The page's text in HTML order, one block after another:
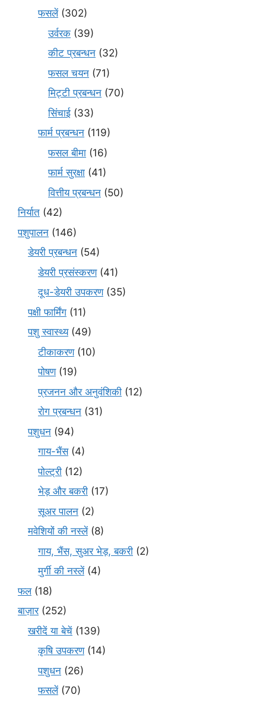
फसलें(302)
उर्वरक (39)
कीट प्रबन्धन (32)
फसल चयन (71)
मि‌ट्टी प्रबन्धन (70)
सिंचाई (33)
फार्म प्रबन्धन (119)
फसल बीमा (16)
फार्म सुरक्षा (41)
वित्तीय प्रबन्धन (50)
निर्यात (42)
पशुपालन (146)
डेयरी प्रबन्धन (54)
डेयरी प्रसंस्करण(41)
दूध-डेयरी उपकरण(35)
पक्षी फार्मिंग (11)
पशु स्वास्थ्य(49)
टीकाकरण(10)
पोषण(19)
प्रजनन और अनुवंशिकी (12)
रोग प्रबन्धन (31)
पशुधन (94)
गाय-भैंस(4)
पोल्ट्री (12)
भेड़ और बकरी (17)
सूअर पालन (2)
मवेशियों की नस्लें(8)
गाय, भैंस, सुअर भेड़, बकरी (2)
मुर्गी की नस्लें(4)
फल(18)
बाज़ार(252)
खरीदें या बेचें (139)
कृषि उपकरण(14)
पशुधन (26)
फसलें(70)